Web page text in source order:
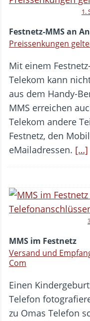
1.
Festnetz-MMS an
Preissenkungen
Mit einem
Telekom kann
aus dem Handy-
MMS erreichen
Telekom andere
Festnetz, den
eMailadressen. […]
MMS im Festnetz
Versand und
Com
Einen
Telefon
zu Omas Telefon